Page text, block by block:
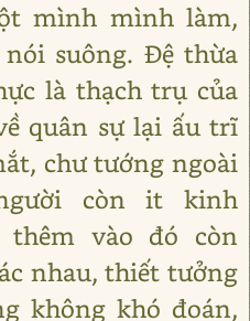
mình mình làm,
suông. Đệ thừa
là thạch trụ của
quân sự lại ấu trĩ
chư tướng ngoài
còn it kinh
thêm vào đó còn
nhau, thiết tưởng
không khó đoán,